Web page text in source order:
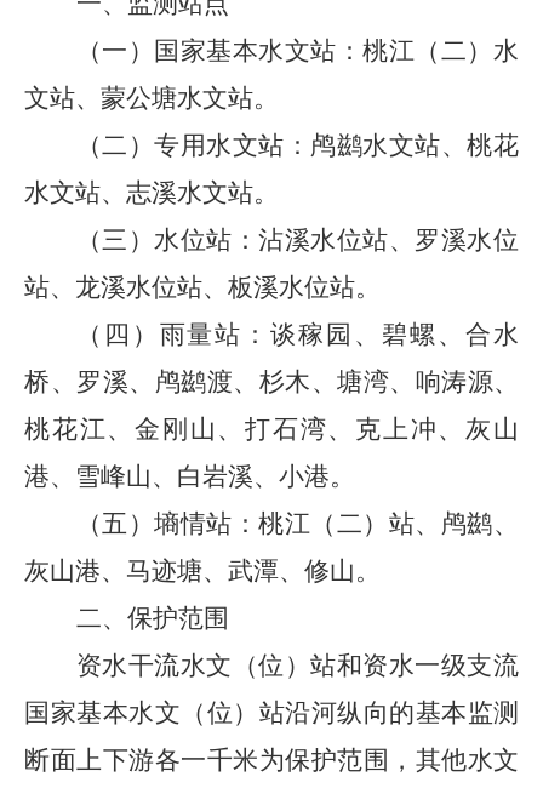
（一）国家基本水文站：桃江（二）水
文站、蒙公塘水文站。
（二）专用水文站： 鸬鹚水文站、桃花
水文站、志溪水文站。
（三）水位站：沾溪水位站、罗溪水位
站、龙溪水位站、板溪水位站。
（四）雨量站：谈稼园、碧螺、合水
桥、罗溪、鸬鹚渡、杉木、塘湾、响涛源、
桃花江、金刚山、打石湾、克上冲、灰山
港、雪峰山、白岩溪、小港。
（五）墒情站：桃江（二）站、鸬鹚、
灰山港、马迹塘、武潭、修山。
二、 保护范围
资水干流水文（位）站和资水一级支流
国家基本水文（位）站沿河纵向的基本监测
断面上下游各一千米为保护范围，其他水文